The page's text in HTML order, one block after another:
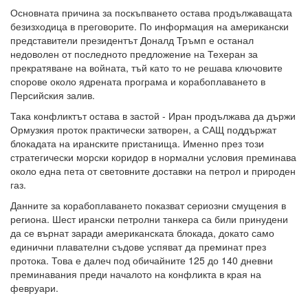
Основната причина за поскъпването остава продължаващата
безизходица в преговорите. По информация на американски
представители президентът Доналд Тръмп е останал
недоволен от последното предложение на Техеран за
прекратяване на войната, тъй като то не решава ключовите
спорове около ядрената програма и корабоплаването в
Персийския залив.
Така конфликтът остава в застой - Иран продължава да държи
Ормузкия проток практически затворен, а САЩ поддържат
блокадата на иранските пристанища. Именно през този
стратегически морски коридор в нормални условия преминава
около една пета от световните доставки на петрол и природен
газ.
Данните за корабоплаването показват сериозни смущения в
региона. Шест ирански петролни танкера са били принудени
да се върнат заради американската блокада, докато само
единични плавателни съдове успяват да преминат през
протока. Това е далеч под обичайните 125 до 140 дневни
преминавания преди началото на конфликта в края на
февруари.